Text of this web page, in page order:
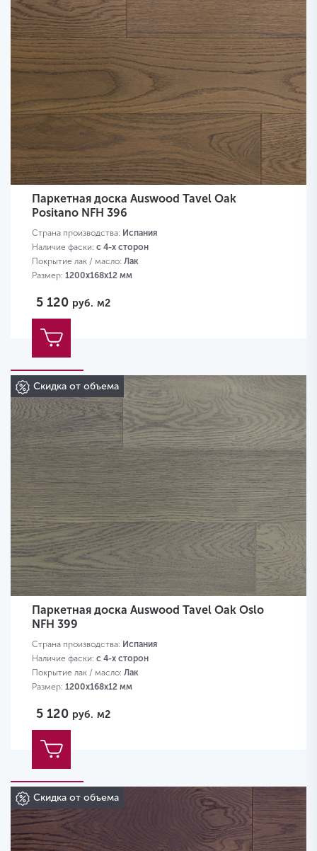
Паркетная доска Auswood Tavel Oak
Positano NFH 396
Страна производства: Испания
Наличие фаски: с 4-х сторон
Покрытие лак / масло: Лак
Размер: 1200х168х12 мм
5 120 руб. м2
Скидка от объема
Паркетная доска Auswood Tavel Oak Oslo
NFH 399
Страна производства: Испания
Наличие фаски: с 4-х сторон
Покрытие лак / масло: Лак
Размер: 1200х168х12 мм
5 120 руб. м2
Скидка от объема